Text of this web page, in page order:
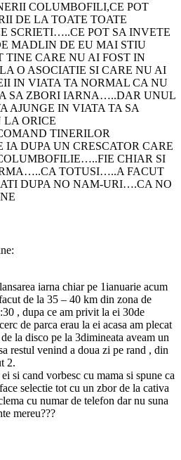
COLUMBOFILI,CE POT
DE LA TOATE TOATE
SCRIETI…..CE POT SA INVETE
MADLIN DE EU MAI STIU
CARE NU AI FOST IN
O ASOCIATIE SI CARE NU AI
IN VIATA TA NORMAL CA NU
SA ZBORI IARNA…..DAR UNUL
AJUNGE IN VIATA TA SA
LA ORICE
TINERILOR
IA DUPA UN CRESCATOR CARE
CHIAR SI
TOTUSI…..A FACUT
DUPA NO NAM-URI….CA NO
iarna chiar pe 1ianuarie acum
de la 35 – 40 km din zona de
, dupa ce am privit la ei 30de
de parca erau la ei acasa am plecat
la disco pe la 3dimineata aveam un
restul venind a doua zi pe rand , din
2.
si cand vorbesc cu mama si spune ca
selectie tot cu un zbor de la cativa
cu numar de telefon dar nu suna
mereu???